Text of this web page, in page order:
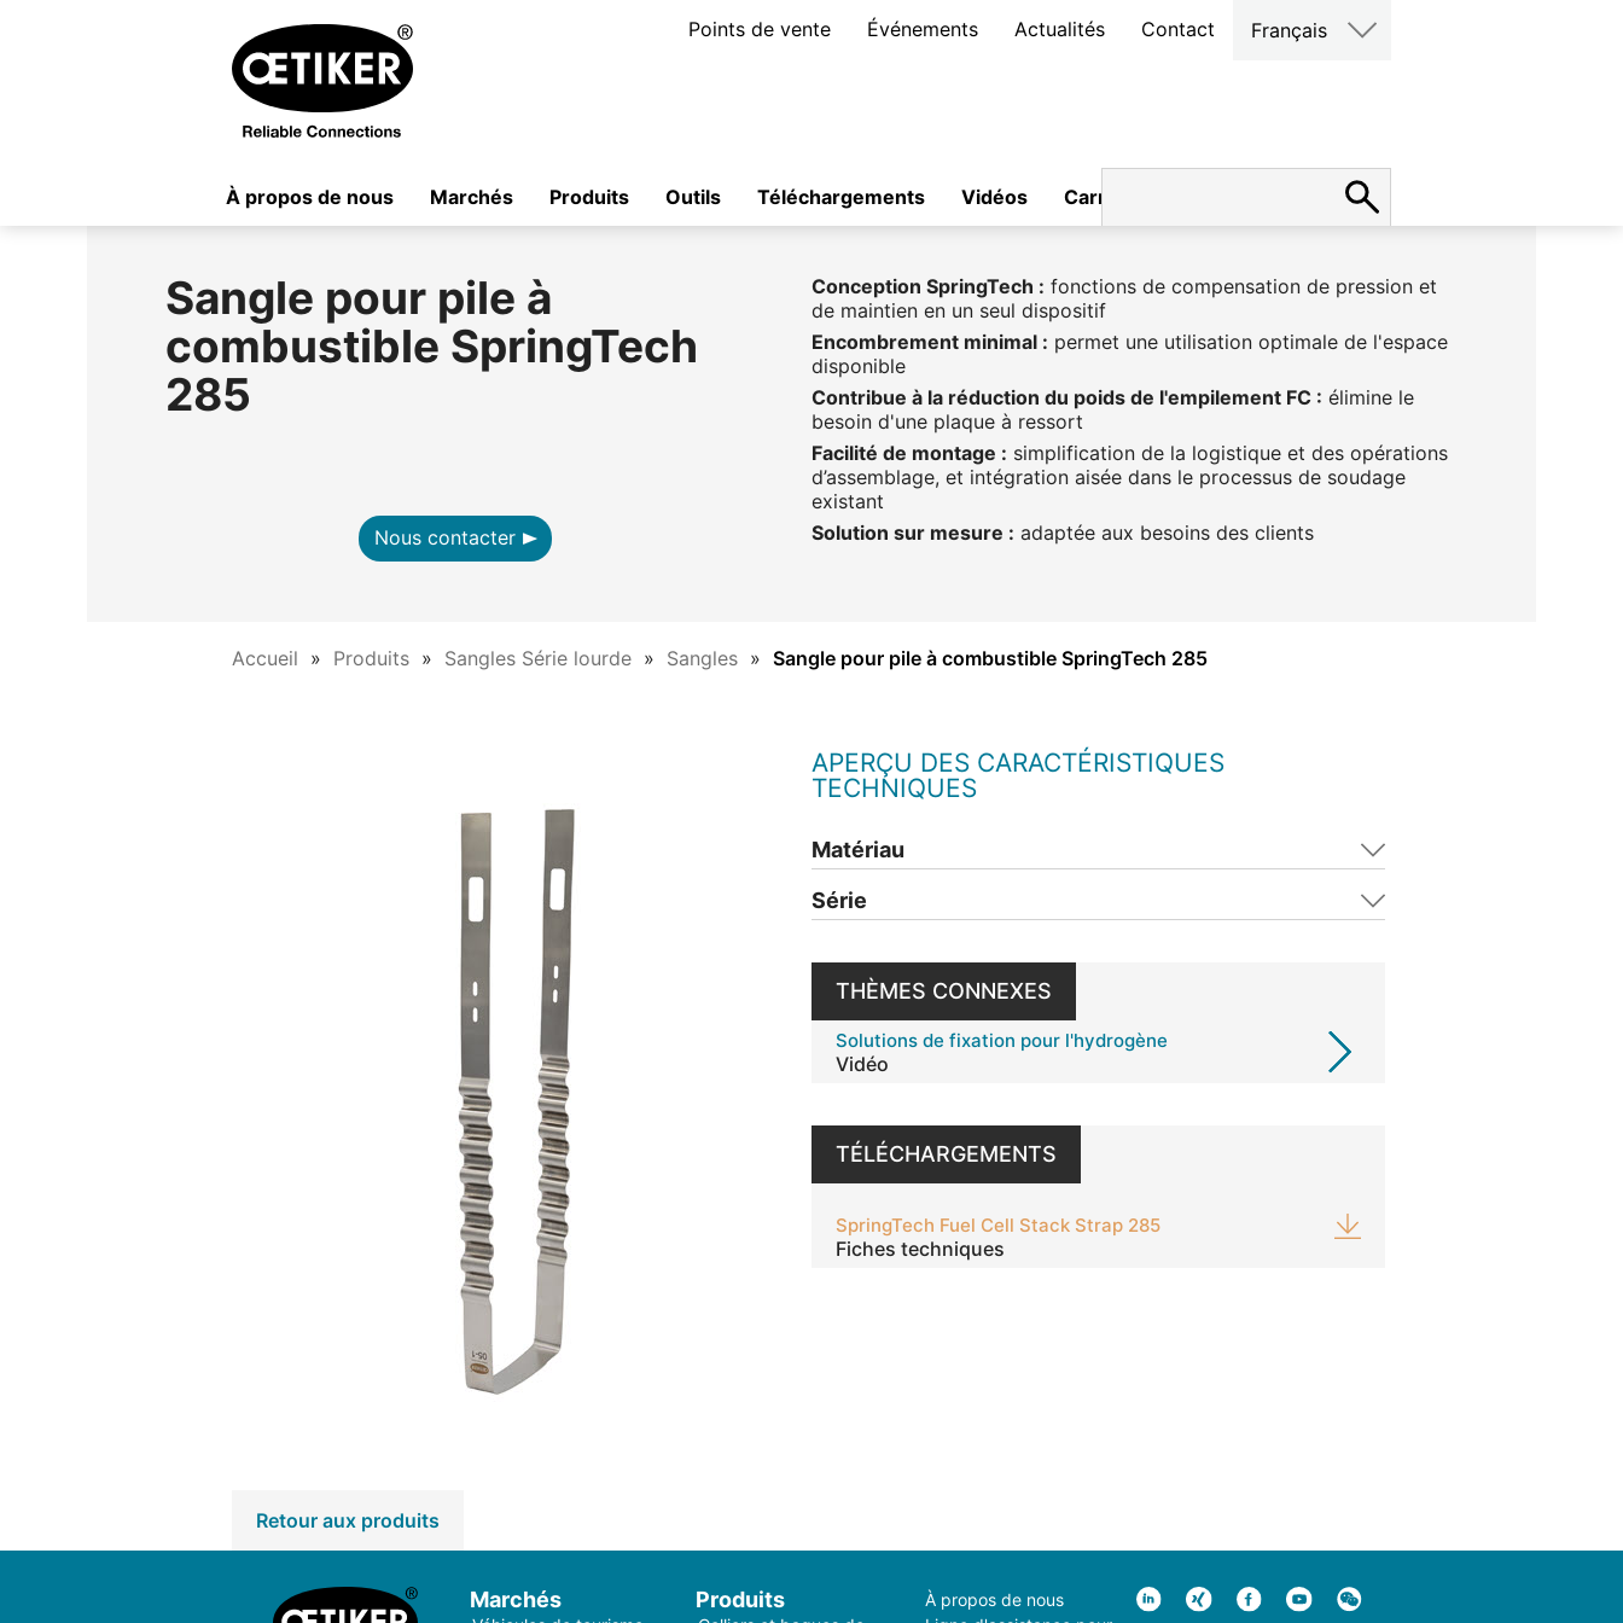
Points de vente Événements Actualités Contact Français
À propos de nous Marchés Produits Outils Téléchargements Vidéos Carrières
Sangle pour pile à
combustible SpringTech
285
Nous contacter
Conception SpringTech : fonctions de compensation de pression et
de maintien en un seul dispositif
Encombrement minimal : permet une utilisation optimale de l'espace
disponible
Contribue à la réduction du poids de l'empilement FC : élimine le
besoin d'une plaque à ressort
Facilité de montage : simplification de la logistique et des opérations
d’assemblage, et intégration aisée dans le processus de soudage
existant
Solution sur mesure : adaptée aux besoins des clients
Accueil Produits Sangles Série lourde Sangles Sangle pour pile à combustible SpringTech 285
APERÇU DES CARACTÉRISTIQUES
TECHNIQUES
Matériau
Série
THÈMES CONNEXES
Solutions de fixation pour l'hydrogène
Vidéo
TÉLÉCHARGEMENTS
SpringTech Fuel Cell Stack Strap 285
Fiches techniques
Retour aux produits
Marchés Produits
À propos de nous